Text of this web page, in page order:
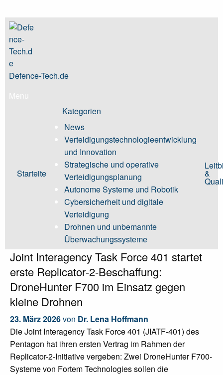
Skip
content
Defence-Tech.de
Menu
Starteite
Kategorien
News
Verteidigungstechnologieentwicklung
und Innovation
Strategische und operative
Verteidigungsplanung
Autonome Systeme und Robotik
Cybersicherheit und digitale
Verteidigung
Drohnen und unbemannte
Überwachungssysteme
&
Joint Interagency Task Force 401 startet
erste Replicator‑2‑Beschaffung:
DroneHunter F700 im Einsatz gegen
kleine Drohnen
23. März 2026von Dr. Lena Hoffmann
Die Joint Interagency Task Force 401 (JIATF-401) des
Pentagon hat ihren ersten Vertrag im Rahmen der
Replicator-2-Initiative vergeben: Zwei DroneHunter F700-
Systeme von Fortem Technologies sollen die